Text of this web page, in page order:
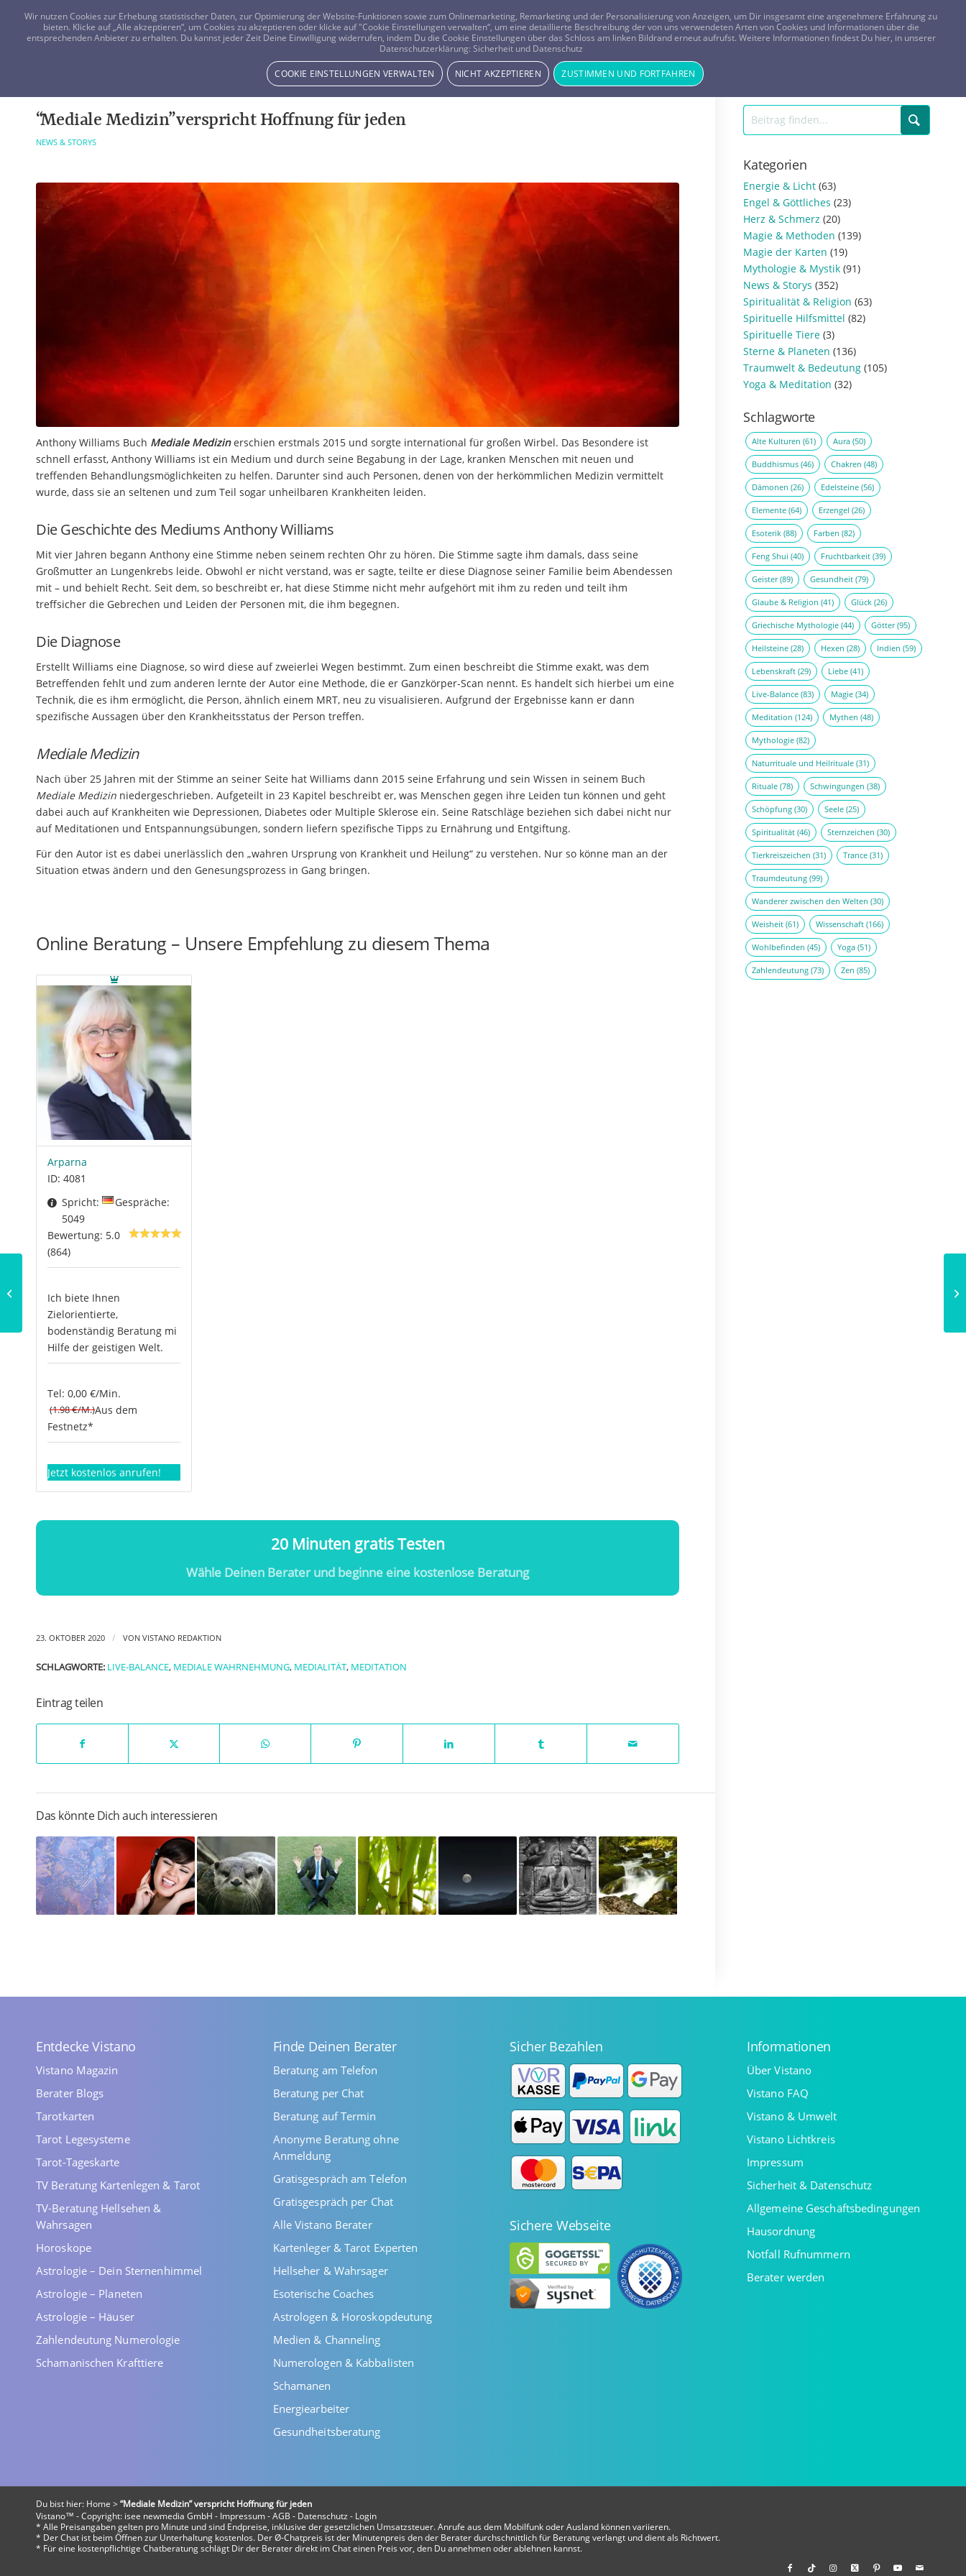
FRAGEN? KOSTENLOS ANRUFEN: 0800-8478266
Beratung Horoskope Tageskarte Magazin ANMELDEN REGISTRIEREN
“Mediale Medizin” verspricht Hoffnung für jeden
NEWS & STORYS
Anthony Williams Buch Mediale Medizinerschien erstmals 2015 und sorgte international für großen Wirbel. Das Besondere ist
schnell erfasst, Anthony Williams ist ein Medium und durch seine Begabung in der Lage, kranken Menschen mit neuen und
treffenden Behandlungsmöglichkeiten zu helfen. Darunter sind auch Personen, denen von der herkömmlichen Medizin vermittelt
wurde, dass sie an seltenen und zum Teil sogar unheilbaren Krankheiten leiden.
Die Geschichte des Mediums Anthony Williams
Mit vier Jahren begann Anthony eine Stimme neben seinem rechten Ohr zu hören. Die Stimme sagte ihm damals, dass seine
Großmutter an Lungenkrebs leide. Obwohl er nicht verstand, was er sagte, teilte er diese Diagnose seiner Familie beim Abendessen
mit – und behielt Recht. Seit dem, so beschreibt er, hat diese Stimme nicht mehr aufgehört mit ihm zu reden und teilt ihm
treffsicher die Gebrechen und Leiden der Personen mit, die ihm begegnen.
Die Diagnose
Erstellt Williams eine Diagnose, so wird diese auf zweierlei Wegen bestimmt. Zum einen beschreibt die Stimme exakt, was dem
Betreffenden fehlt und zum anderen lernte der Autor eine Methode, die er Ganzkörper-Scan nennt. Es handelt sich hierbei um eine
Technik, die es ihm ermöglicht, die Person, ähnlich einem MRT, neu zu visualisieren. Aufgrund der Ergebnisse kann er dann
spezifische Aussagen über den Krankheitsstatus der Person treffen.
Mediale Medizin
Nach über 25 Jahren mit der Stimme an seiner Seite hat Williams dann 2015 seine Erfahrung und sein Wissen in seinem Buch
Mediale Medizin niedergeschrieben. Aufgeteilt in 23 Kapitel beschreibt er, was Menschen gegen ihre Leiden tun können und geht
dabei auch auf Krankheiten wie Depressionen, Diabetes oder Multiple Sklerose ein. Seine Ratschläge beziehen sich dabei nicht nur
auf Meditationen und Entspannungsübungen, sondern liefern spezifische Tipps zu Ernährung und Entgiftung.
Für den Autor ist es dabei unerlässlich den „wahren Ursprung von Krankheit und Heilung“ zu verstehen. Nur so könne man an der
Situation etwas ändern und den Genesungsprozess in Gang bringen.
Online Beratung – Unsere Empfehlung zu diesem Thema
Arparna
ID: 4081
Spricht:
Gespräche:
5049
Bewertung: 5.0
(864)
Ich biete Ihnen
Zielorientierte,
bodenständig Beratung mi
Hilfe der geistigen Welt.
Tel: 0,00 €/Min.
(1.98 €/M.)Aus dem
Festnetz*
Jetzt kostenlos anrufen!
20 Minuten gratis Testen
Wähle Deinen Berater und beginne eine kostenlose Beratung
23. OKTOBER 2020 / VON VISTANO REDAKTION
SCHLAGWORTE: LIVE-BALANCE, MEDIALE WAHRNEHMUNG, MEDIALITÄT, MEDITATION
Eintrag teilen
Das könnte Dich auch interessieren
Kategorien
Energie & Licht (63)
Engel & Göttliches (23)
Herz & Schmerz (20)
Magie & Methoden (139)
Magie der Karten (19)
Mythologie & Mystik (91)
News & Storys (352)
Spiritualität & Religion (63)
Spirituelle Hilfsmittel (82)
Spirituelle Tiere (3)
Sterne & Planeten (136)
Traumwelt & Bedeutung (105)
Yoga & Meditation (32)
Schlagworte
Alte Kulturen (61) Aura (50)
Buddhismus (46) Chakren (48)
Dämonen (26) Edelsteine (56)
Elemente (64) Erzengel (26)
Esoterik (88) Farben (82)
Feng Shui (40) Fruchtbarkeit (39)
Geister(89) Gesundheit (79)
Glaube & Religion (41) Glück (26)
Griechische Mythologie (44) Götter(95)
Heilsteine (28) Hexen (28) Indien (59)
Lebenskraft (29) Liebe (41)
Live-Balance (83) Magie (34)
Meditation (124) Mythen (48)
Mythologie (82)
Naturrituale und Heilrituale (31)
Rituale (78) Schwingungen (38)
Schöpfung (30) Seele (25)
Spiritualität (46) Sternzeichen (30)
Tierkreiszeichen (31) Trance (31)
Traumdeutung (99)
Wanderer zwischen den Welten (30)
Weisheit (61) Wissenschaft (166)
Wohlbefinden (45) Yoga (51)
Zahlendeutung (73) Zen (85)
Entdecke Vistano
Vistano Magazin
Berater Blogs
Tarotkarten
Tarot Legesysteme
Tarot-Tageskarte
TV Beratung Kartenlegen & Tarot
TV-Beratung Hellsehen &
Wahrsagen
Horoskope
Astrologie – Dein Sternenhimmel
Astrologie – Planeten
Astrologie – Häuser
Zahlendeutung Numerologie
Schamanischen Krafttiere
Finde Deinen Berater
Beratung am Telefon
Beratung per Chat
Beratung auf Termin
Anonyme Beratung ohne
Anmeldung
Gratisgespräch am Telefon
Gratisgespräch per Chat
Alle Vistano Berater
Kartenleger & Tarot Experten
Hellseher & Wahrsager
Esoterische Coaches
Astrologen & Horoskopdeutung
Medien & Channeling
Numerologen & Kabbalisten
Schamanen
Energiearbeiter
Gesundheitsberatung
Sicher Bezahlen
Sichere Webseite
Informationen
Über Vistano
Vistano FAQ
Vistano & Umwelt
Vistano Lichtkreis
Impressum
Sicherheit & Datenschutz
Allgemeine Geschäftsbedingungen
Hausordnung
Notfall Rufnummern
Berater werden
Du bist hier: Home > “Mediale Medizin” verspricht Hoffnung für jeden
Vistano™ - Copyright: isee newmedia GmbH - Impressum-AGB - Datenschutz - Login
* Alle Preisangaben gelten pro Minute und sind Endpreise, inklusive der gesetzlichen Umsatzsteuer. Anrufe aus dem Mobilfunk oder Ausland können variieren.
* Der Chat ist beim Öffnen zur Unterhaltung kostenlos. Der Ø-Chatpreis ist der Minutenpreis den der Berater durchschnittlich für Beratung verlangt und dient als Richtwert.
* Für eine kostenpflichtige Chatberatung schlägt Dir der Berater direkt im Chat einen Preis vor, den Du annehmen oder ablehnen kannst.
Berufung & Lebensziel
Wir nutzen Cookies zur Erhebung statistischer Daten, zur Optimierung der Website-Funktionen sowie zum Onlinemarketing, Remarketing und der Personalisierung von Anzeigen, um Dir insgesamt eine angenehmere Erfahrung zu
bieten. Klicke auf „Alle akzeptieren“, um Cookies zu akzeptieren oder klicke auf "Cookie Einstellungen verwalten“, um eine detaillierte Beschreibung der von uns verwendeten Arten von Cookies und Informationen über die
entsprechenden Anbieter zu erhalten. Du kannst jeder Zeit Deine Einwilligung widerrufen, indem Du die Cookie Einstellungen über das Schloss am linken Bildrand erneut aufrufst. Weitere Informationen findest Du hier, in unserer
Datenschutzerklärung: Sicherheit und Datenschutz
COOKIE EINSTELLUNGEN VERWALTEN NICHT AKZEPTIEREN ZUSTIMMEN UND FORTFAHREN